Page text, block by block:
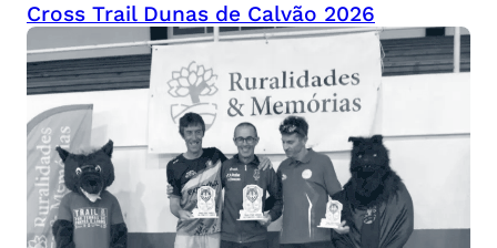
Cross Trail Dunas de Calvão 2026